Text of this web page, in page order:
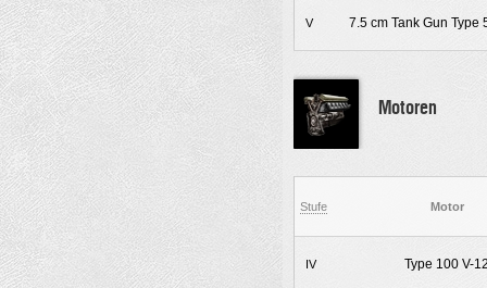
V 7.5 cm Tank Gun Type
Motoren
Stufe Motor
IV Type 100 V-